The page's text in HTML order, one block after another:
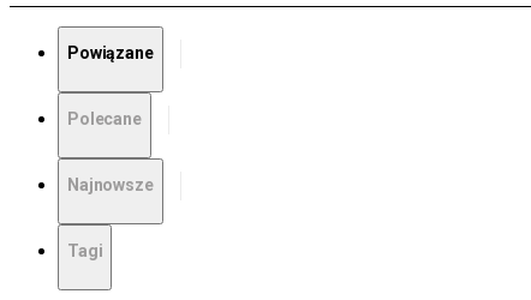
Powiązane
Polecane
Najnowsze
Tagi